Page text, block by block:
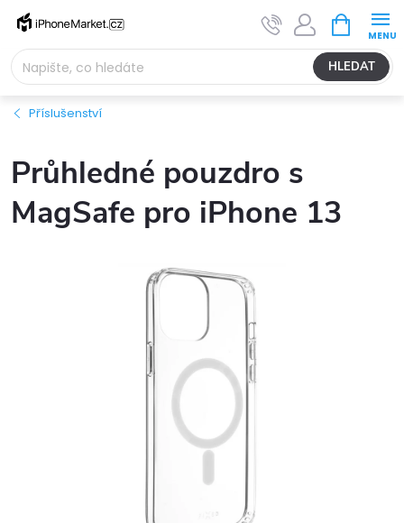
Přejít
obsah
HLEDAT
NÁKUPNÍ
KOŠÍK
Příslušenství
Průhledné pouzdro s
MagSafe pro iPhone 13